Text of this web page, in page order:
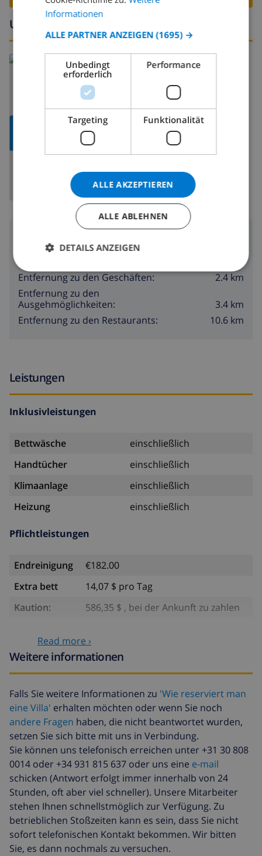
Umgebung
Lesen Sie mehr über:
Spanien
Entfernung zu den Geschäften:
2.4 km
Entfernung zu den
Ausgehmöglichkeiten:
3.4 km
Entfernung zu den Restaurants:
10.6 km
Leistungen
Inklusivleistungen
Bettwäsche
einschließlich
Handtücher
einschließlich
Klimaanlage
einschließlich
Heizung
einschließlich
Pflichtleistungen
Endreinigung
€182.00
Extra bett
14,07 $ pro Tag
Kaution:
586,35 $ , bei der Ankunft zu zahlen
Optionale leistungen
Zusätzliche
bettwäsche
17,59 $ pro Person
Zusätzliche
handtücher
8,80 $ pro Person
Späte abreise
113,75 $
Zusätzliche
reinigung
basiert auf den
Energieverbrauch
(52,77 $/HOUR)
Reiserücktrittsfonds:
4.80% der Gesamtsumme
Read more ›
Weitere informationen
Falls Sie weitere Informationen zu 'Wie reserviert man
eine Villa' erhalten möchten oder wenn Sie noch
andere Fragen haben, die nicht beantwortet wurden,
setzen Sie sich bitte mit uns in Verbindung.
Sie können uns telefonisch erreichen unter +31 30 808
0014 oder +34 931 815 637 oder uns eine e-mail
schicken (Antwort erfolgt immer innerhalb von 24
Stunden, oft aber viel schneller). Unsere Mitarbeiter
stehen Ihnen schnellstmöglich zur Verfügung. Zu
betrieblichen Stoßzeiten kann es sein, dass Sie nicht
sofort telefonischen Kontakt bekommen. Wir bitten
Sie, es dann nochmals zu versuchen.
ITALIAN
NORWEGIAN
Informationen
ALLE PARTNER ANZEIGEN (1695) →
Unbedingt
erforderlich
Performance
Targeting Funktionalität
ALLE AKZEPTIEREN
ALLE ABLEHNEN
DETAILS ANZEIGEN